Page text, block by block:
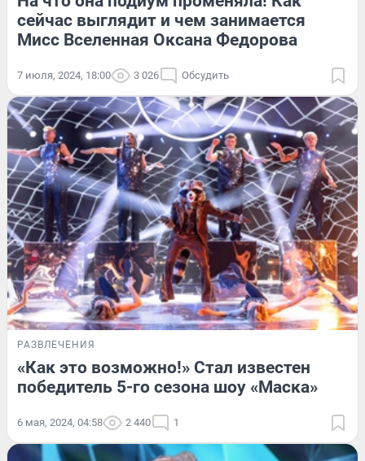
сейчас выглядит и чем занимается
Мисс Вселенная Оксана Федорова
7 июля, 2024, 18:00 3 026 Обсудить
РАЗВЛЕЧЕНИЯ
«Как это возможно!» Стал известен
победитель 5-го сезона шоу «Маска»
6 мая, 2024, 04:58 2 440 1